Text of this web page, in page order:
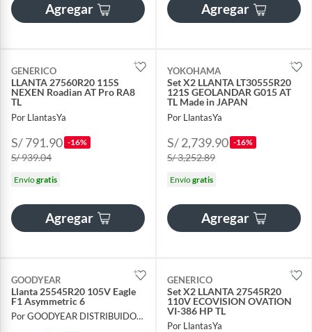
Agregar Agregar
GENERICO
LLANTA 27560R20 115S
NEXEN Roadian AT Pro RA8
TL
Por LlantasYa
S/ 791.90 -16%
S/ 939.04
Envíogratis
Agregar
YOKOHAMA
Set X2 LLANTA LT30555R20
121S GEOLANDAR G015 AT
TL Made in JAPAN
Por LlantasYa
S/ 2,739.90 -16%
S/ 3,252.89
Envíogratis
Agregar
GOODYEAR
Llanta 25545R20 105V Eagle
F1 Asymmetric 6
Por GOODYEAR DISTRIBUIDOR OFICIAL
GENERICO
Set X2 LLANTA 27545R20
110V ECOVISION OVATION
VI-386 HP TL
Por LlantasYa